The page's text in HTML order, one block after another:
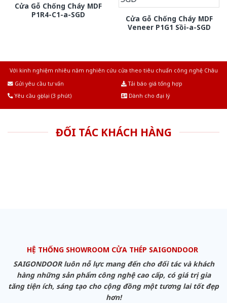
Cửa Gỗ Chống Cháy MDF
P1R4-C1-a-SGD
Cửa Gỗ Chống Cháy MDF
Veneer P1G1 Sồi-a-SGD
Với kinh nghiệm nhiêu năm nghiên cứu cửa theo tiêu chuẩn công nghệ Châu
Gửi yêu cầu tư vấn
Tải báo giá tổng hợp
Yêu cầu gọi lại (3 phút)
Dành cho đại lý
ĐỐI TÁC KHÁCH HÀNG
HỆ THỐNG SHOWROOM CỬA THÉP SAIGONDOOR
SAIGONDOOR luôn nỗ lực mang đến cho đối tác và khách
hàng những sản phẩm công nghệ cao cấp, có giá trị gia
tăng tiện ích, sáng tạo cho cộng đồng một tương lai tốt đẹp
hơn!